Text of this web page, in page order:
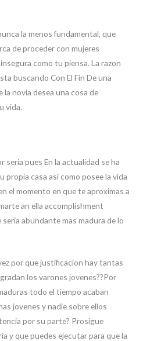
la menos fundamental, que
de proceder con mujeres
como tu piensa. La razon
buscando Con El Fin De una
novia desea una cosa de
vida.
seri­a pues En la actualidad se ha
propia casa asi­ como posee la vida
el momento en que te aproximas a
an ella accomplishment
abundante mas madura de lo
por que justificacion hay tantas
los varones jovenes??Por
todo el tiempo acaban
jovenes y nadie sobre ellos
por su parte? Prosigue
y que puedes ejecutar para que la